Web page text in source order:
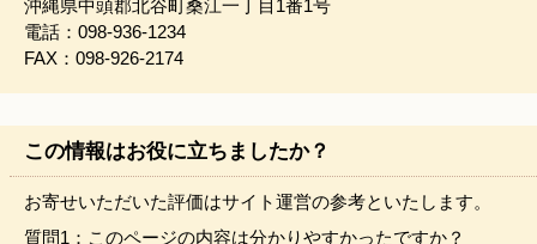
沖縄県中頭郡北谷町桑江一丁目1番1号
電話：098-936-1234
FAX：098-926-2174
この情報はお役に立ちましたか？
お寄せいただいた評価はサイト運営の参考といたします。
質問1：このページの内容は分かりやすかったですか？